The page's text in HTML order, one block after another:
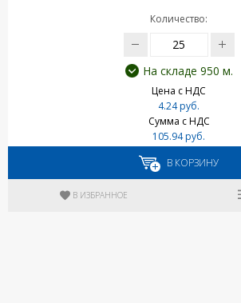
Количество:
На складе 950 м.
Цена с НДС
4.24 руб.
Сумма с НДС
105.94 руб.
В КОРЗИНУ
В ИЗБРАННОЕ